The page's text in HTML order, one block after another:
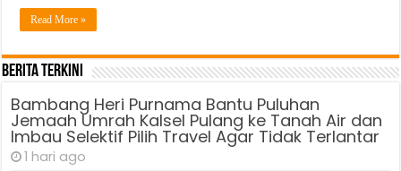
Read More »
Berita Terkini
Bambang Heri Purnama Bantu Puluhan
Jemaah Umrah Kalsel Pulang ke Tanah Air dan
Imbau Selektif Pilih Travel Agar Tidak Terlantar
1 hari ago